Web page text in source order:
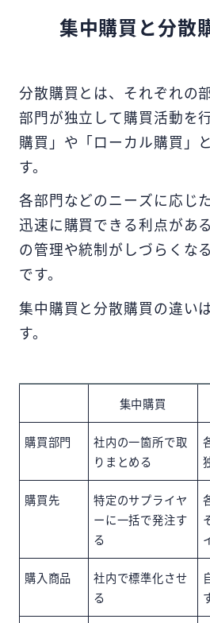
集中購買と分散
分散購買とは、それぞれの
部門が独立して購買活動を
購買」や「ローカル購買」
す。
各部門などのニーズに応じ
迅速に購買できる利点があ
の管理や統制がしづらくな
です。
集中購買と分散購買の違い
す。
集中購買
購買部門
社内の一箇所で取
りまとめる
購買先
特定のサプライヤ
ーに一括で発注す
る
購入商品
社内で標準化させ
る